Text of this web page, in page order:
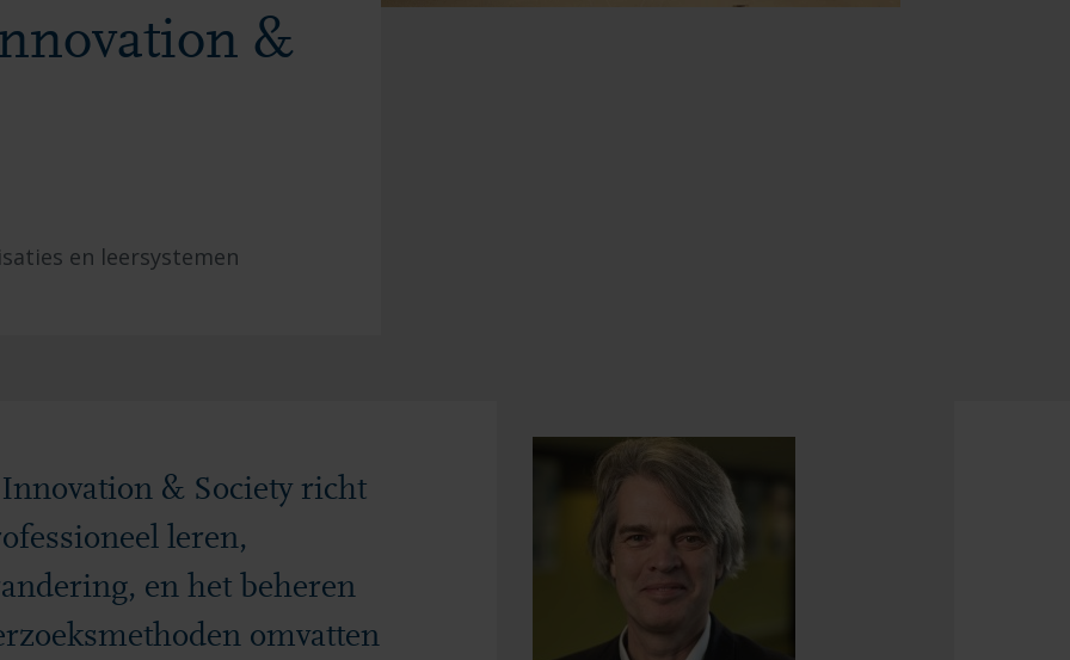
&
en leersystemen
& Society richt
leren,
en het beheren
omvatten